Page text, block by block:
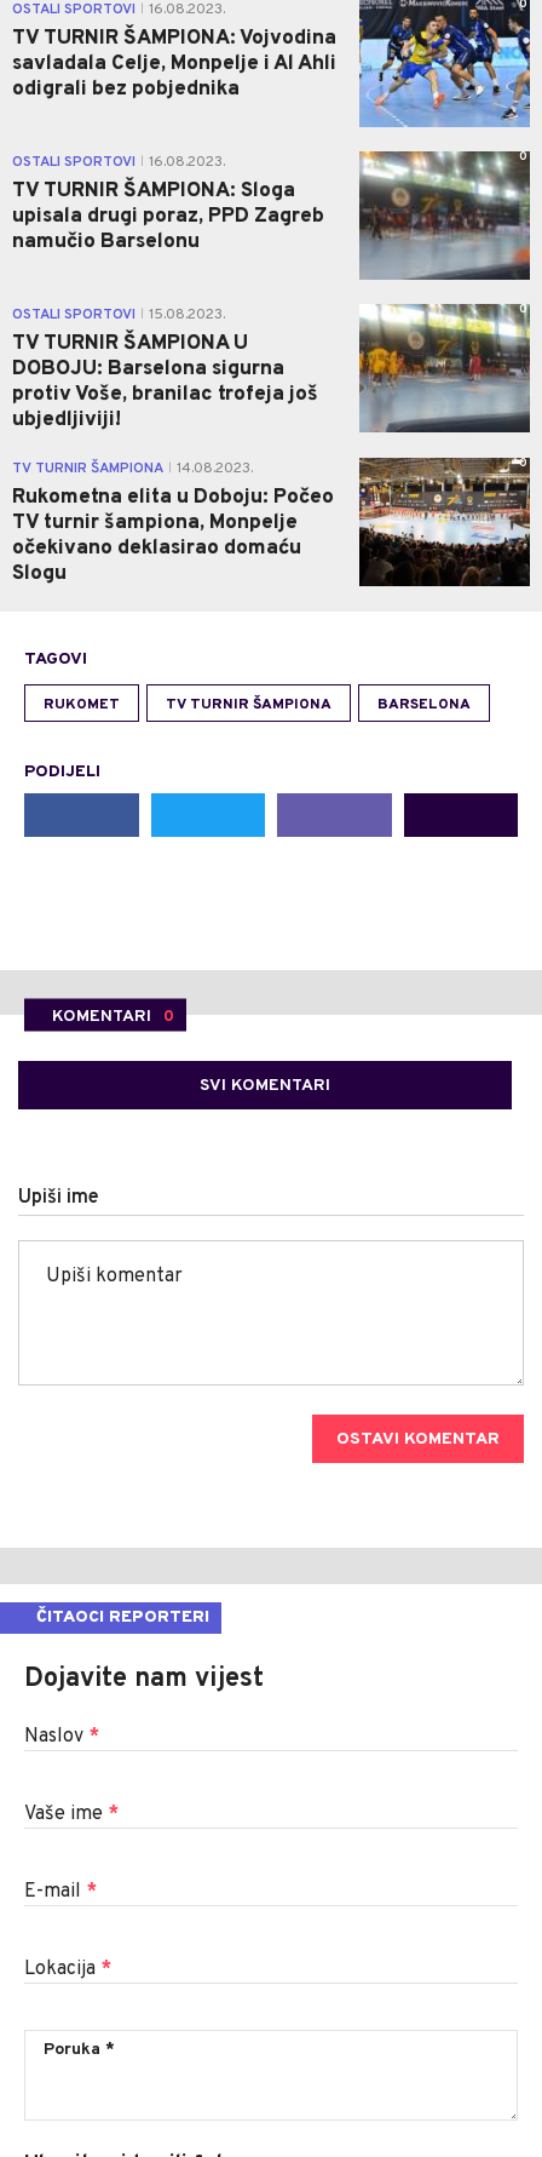
OSTALI SPORTOVI 16.08.2023.
TV TURNIR ŠAMPIONA: Vojvodina
savladala Celje, Monpelje i Al Ahli
odigrali bez pobjednika
0
OSTALI SPORTOVI 16.08.2023.
TV TURNIR ŠAMPIONA: Sloga
upisala drugi poraz, PPD Zagreb
namučio Barselonu
0
OSTALI SPORTOVI 15.08.2023.
TV TURNIR ŠAMPIONA U
DOBOJU: Barselona sigurna
protiv Voše, branilac trofeja još
ubjedljiviji!
0
TV TURNIR ŠAMPIONA 14.08.2023.
Rukometna elita u Doboju: Počeo
TV turnir šampiona, Monpelje
očekivano deklasirao domaću
Slogu
0
TAGOVI
RUKOMET TV TURNIR ŠAMPIONA BARSELONA
PODIJELI
KOMENTARI 0
SVI KOMENTARI
Upiši ime
OSTAVI KOMENTAR
ČITAOCI REPORTERI
Dojavite nam vijest
Naslov *
Vaše ime *
E-mail *
Lokacija *